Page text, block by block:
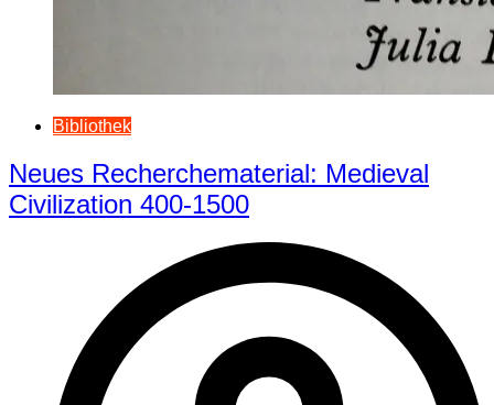
Bibliothek
Neues Recherchematerial: Medieval
Civilization 400-1500